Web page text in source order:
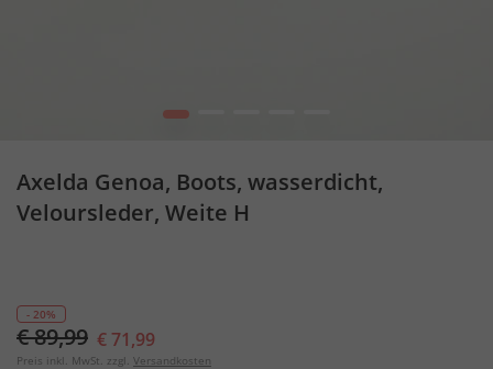
1
Axelda Genoa, Boots, wasserdicht,
Veloursleder, Weite H
- 20%
€ 89,99 € 71,99
Preis inkl. MwSt. zzgl. Versandkosten